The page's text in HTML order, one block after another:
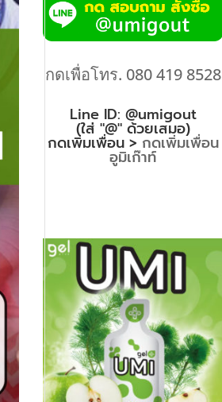
กดเพื่อโทร. 080 419 8528
Line ID: @umigout
(ใส่ "@" ด้วยเสมอ)
กดเพิ่มเพื่อน > กดเพิ่มเพื่อน
อูมิเก๊าท์